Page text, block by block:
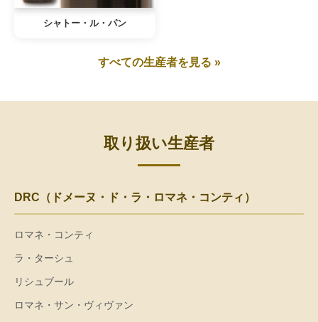
シャトー・ル・パン
すべての生産者を見る »
取り扱い生産者
DRC（ドメーヌ・ド・ラ・ロマネ・コンティ）
ロマネ・コンティ
ラ・ターシュ
リシュブール
ロマネ・サン・ヴィヴァン